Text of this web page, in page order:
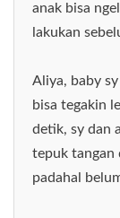
anak bisa
lakukan
Aliya, baby
bisa tegakin
detik, sy dan
tepuk tangan
padahal